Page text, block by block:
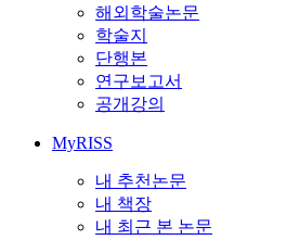
해외학술논문
학술지
단행본
연구보고서
공개강의
MyRISS
내 추천논문
내 책장
내 최근 본 논문